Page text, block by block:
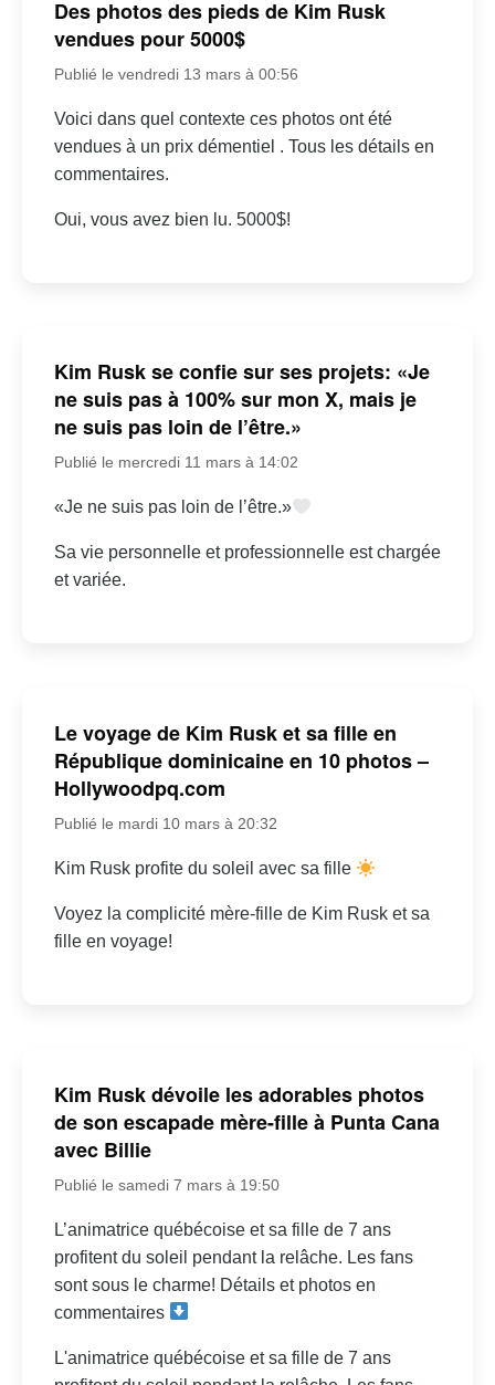
Des photos des pieds de Kim Rusk
vendues pour 5000$
Publié le vendredi 13 mars à 00:56
Voici dans quel contexte ces photos ont été
vendues à un prix démentiel . Tous les détails en
commentaires.
Oui, vous avez bien lu. 5000$!
Kim Rusk se confie sur ses projets: «Je
ne suis pas à 100% sur mon X, mais je
ne suis pas loin de l’être.»
Publié le mercredi 11 mars à 14:02
«Je ne suis pas loin de l’être.»
Sa vie personnelle et professionnelle est chargée
et variée.
Le voyage de Kim Rusk et sa fille en
République dominicaine en 10 photos –
Hollywoodpq.com
Publié le mardi 10 mars à 20:32
Kim Rusk profite du soleil avec sa fille
Voyez la complicité mère-fille de Kim Rusk et sa
fille en voyage!
Kim Rusk dévoile les adorables photos
de son escapade mère-fille à Punta Cana
avec Billie
Publié le samedi 7 mars à 19:50
L’animatrice québécoise et sa fille de 7 ans
profitent du soleil pendant la relâche. Les fans
sont sous le charme! Détails et photos en
commentaires
L'animatrice québécoise et sa fille de 7 ans